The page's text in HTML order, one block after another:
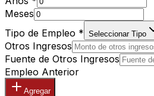
Meses
Tipo de Empleo * Seleccionar Tipo
Otros Ingresos
Fuente de Otros Ingresos
Empleo Anterior
Agregar